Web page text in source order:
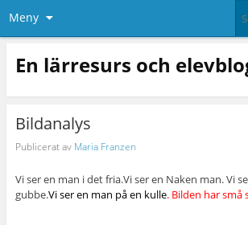
Meny
En lärresurs och
Bildanalys
Publicerat av Maria Franzen
Vi ser en man i det fria.Vi ser en Naken man. Vi
gubbe.Vi ser en man på en kulle. Bilden har små